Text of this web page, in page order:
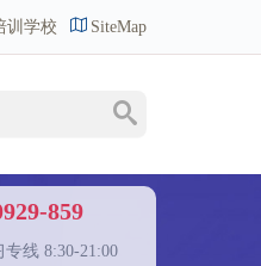
训学校 SiteMap
859
线 8:30-21:00